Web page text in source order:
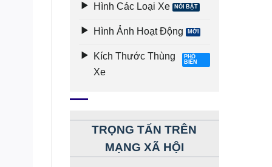
Hình Các Loại Xe
Hình Ảnh Hoạt Động
Kích Thước Thùng
Xe
TRỌNG TẤN TRÊN
MẠNG XÃ HỘI